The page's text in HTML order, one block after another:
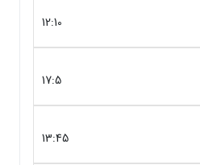
12:10
17:5
13:45